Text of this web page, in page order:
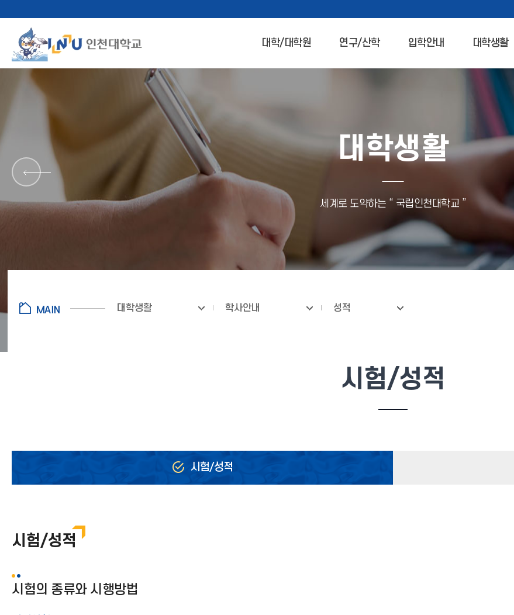
대학/대학원 연구/산학 입학안내 대학생활
대학생활
세계로 도약하는 “ 국립인천대학교 ”
대학생활 학사안내 성적
시험/성적
시험/성적
시험/성적
시험의 종류와 시행방법